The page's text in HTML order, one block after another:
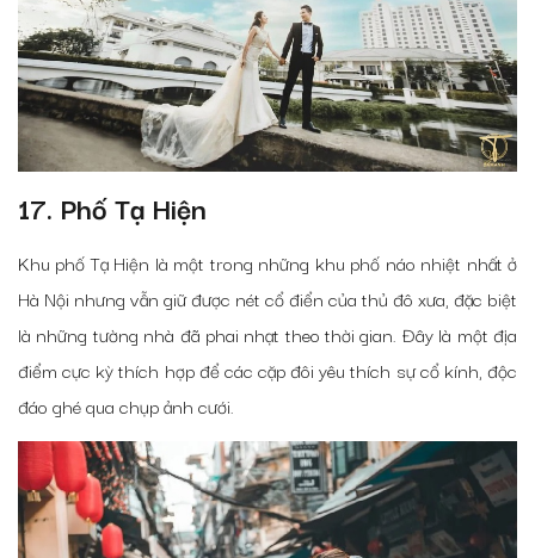
17. Phố Tạ Hiện
Khu phố Tạ Hiện là một trong những khu phố náo nhiệt nhất ở
Hà Nội nhưng vẫn giữ được nét cổ điển của thủ đô xưa, đặc biệt
là những tường nhà đã phai nhạt theo thời gian. Đây là một địa
điểm cực kỳ thích hợp để các cặp đôi yêu thích sự cổ kính, độc
đáo ghé qua chụp ảnh cưới.